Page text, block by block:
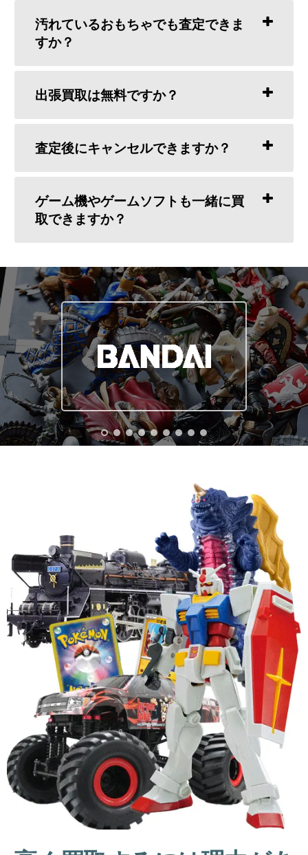
汚れているおもちゃでも査定できま
すか？
出張買取は無料ですか？
査定後にキャンセルできますか？
ゲーム機やゲームソフトも一緒に買
取できますか？